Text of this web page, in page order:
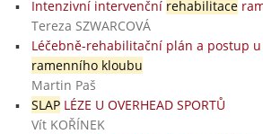
Intenzivní intervenční rehabilitace
Tereza SZWARCOVÁ
Léčebně-rehabilitační plán a postup
ramenního kloubu
Martin Paš
SLAPLÉZE U OVERHEAD SPORTŮ
Vít KOŘÍNEK